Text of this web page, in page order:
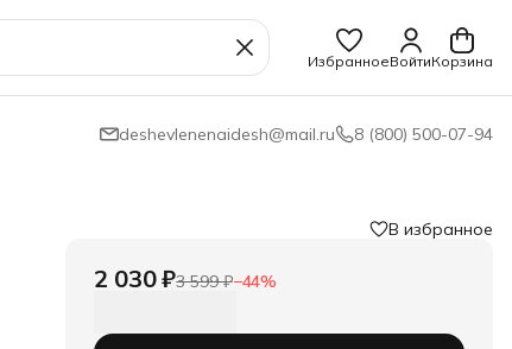
ИзбранноеВойтиКорзина
deshevlenenaidesh@mail.ru 8 (800) 500-07-94
В избранное
2 030 ₽3 599 ₽−44%